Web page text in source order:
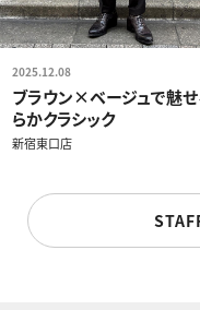
2025.12.08
ブラウン×ベージュで魅
らかクラシック
新宿東口店